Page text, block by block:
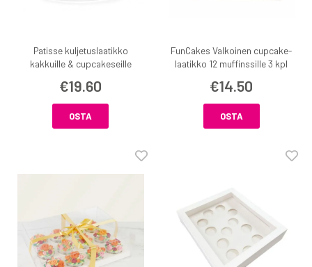
Patisse kuljetuslaatikko
kakkuille & cupcakeseille
€19.60
OSTA
FunCakes Valkoinen cupcake-
laatikko 12 muffinssille 3 kpl
€14.50
OSTA